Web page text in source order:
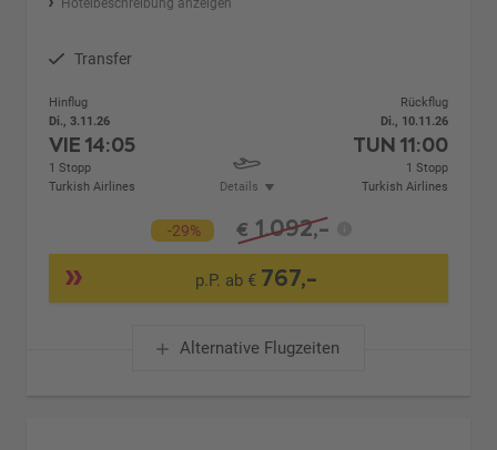
Transfer
Hinflug
Di., 3.11.26
VIE14:05
1 Stopp
Turkish Airlines
Details
Rückflug
Di., 10.11.26
TUN 11:00
1 Stopp
Turkish Airlines
-29% € 1.092,-
p.P. ab € 767,-
Alternative Flugzeiten